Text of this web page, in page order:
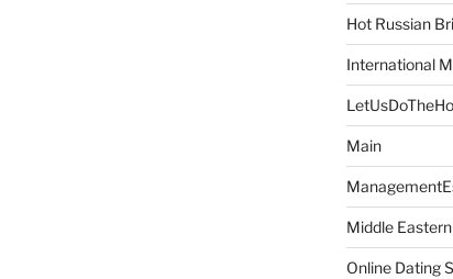
Hot Russian
International
Main
Middle
Online Dating